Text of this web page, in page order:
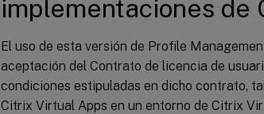
implementaciones
El uso de esta versión de Profile
aceptación del Contrato de licencia de
condiciones estipuladas en dicho contrato,
Citrix Virtual Apps en un entorno de Citrix